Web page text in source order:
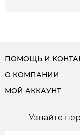
ПОМОЩЬ И
О КОМПАНИИ
МОЙ АККАУНТ
Узнайте